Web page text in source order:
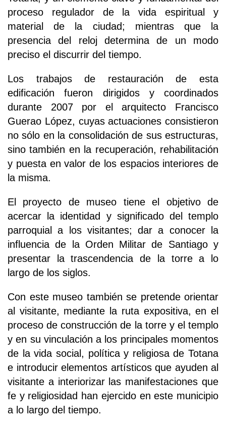
proceso regulador de la vida espiritual y
material de la ciudad; mientras que la
presencia del reloj determina de un modo
preciso el discurrir del tiempo.
Los trabajos de restauración de esta
edificación fueron dirigidos y coordinados
durante 2007 por el arquitecto Francisco
Guerao López, cuyas actuaciones consistieron
no sólo en la consolidación de sus estructuras,
sino también en la recuperación, rehabilitación
y puesta en valor de los espacios interiores de
la misma.
El proyecto de museo tiene el objetivo de
acercar la identidad y significado del templo
parroquial a los visitantes; dar a conocer la
influencia de la Orden Militar de Santiago y
presentar la trascendencia de la torre a lo
largo de los siglos.
Con este museo también se pretende orientar
al visitante, mediante la ruta expositiva, en el
proceso de construcción de la torre y el templo
y en su vinculación a los principales momentos
de la vida social, política y religiosa de Totana
e introducir elementos artísticos que ayuden al
visitante a interiorizar las manifestaciones que
fe y religiosidad han ejercido en este municipio
a lo largo del tiempo.